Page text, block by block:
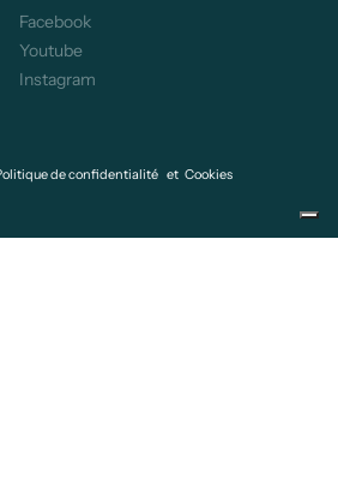
Facebook
Youtube
Instagram
de confidentialité et Cookies